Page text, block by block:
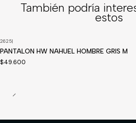
También podría
estos
2625|
PANTALON HW NAHUEL HOMBRE GRIS M
$49.600